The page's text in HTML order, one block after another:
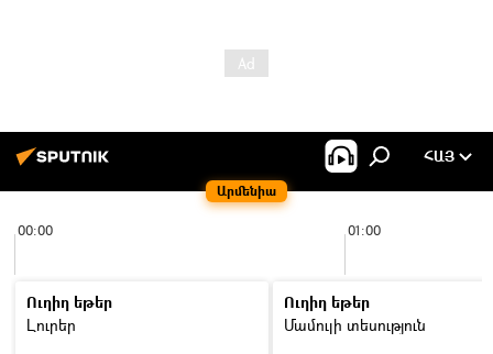
Արմենիա
ՀԱՅ
00:00 01:00
Ուղիղ եթեր
Լուրեր
Ուղիղ եթեր
Մամուլի տեսություն